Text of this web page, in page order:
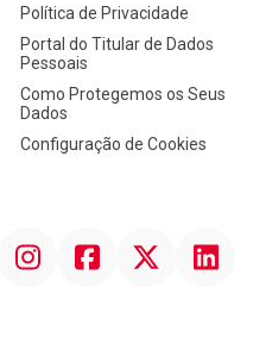
Política de Privacidade
Portal do Titular de Dados
Pessoais
Como Protegemos os Seus
Dados
Configuração de Cookies
InstagramFacebook Linkedin